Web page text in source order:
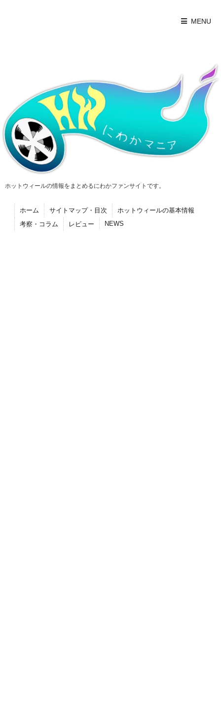
MENU
ホットウィールの情報をまとめるにわかファンサイトです。
ホーム サイトマップ・目次
ホットウィールの基本情報
考察・コラム
レビュー NEWS